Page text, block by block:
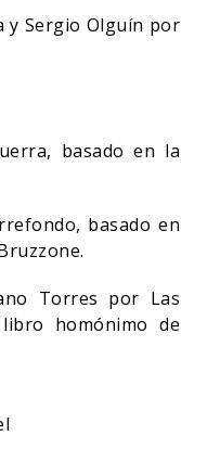
y Sergio Olguín por
basado en la
basado en
Torres por Las
homónimo de